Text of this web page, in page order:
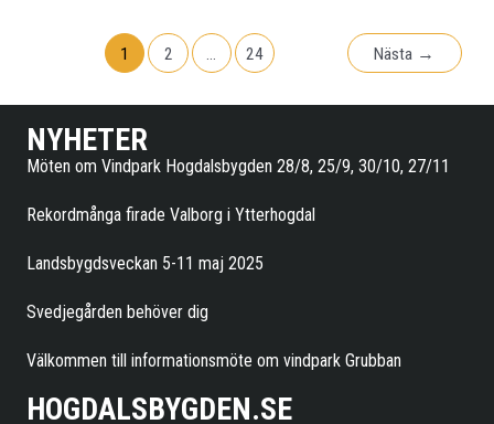
1 2 24 Nästa →
NYHETER
Möten om Vindpark Hogdalsbygden 28/8, 25/9, 30/10, 27/11
Rekordmånga firade Valborg i Ytterhogdal
Landsbygdsveckan 5-11 maj 2025
Svedjegården behöver dig
Välkommen till informationsmöte om vindpark Grubban
HOGDALSBYGDEN.SE